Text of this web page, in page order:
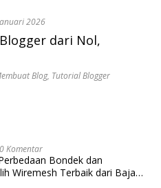
2026
dari Nol,
Blog, Tutorial Blogger
0 Komentar
Bondek dan
Wiremesh Terbaik dari Baja